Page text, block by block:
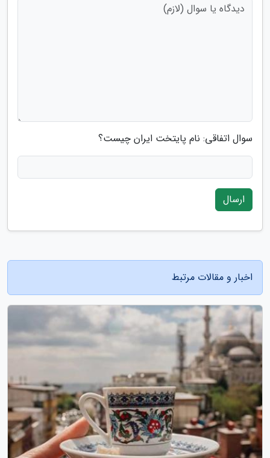
سوال اتفاقی: نام پایتخت ایران چیست؟
ارسال
اخبار و مقالات مرتبط